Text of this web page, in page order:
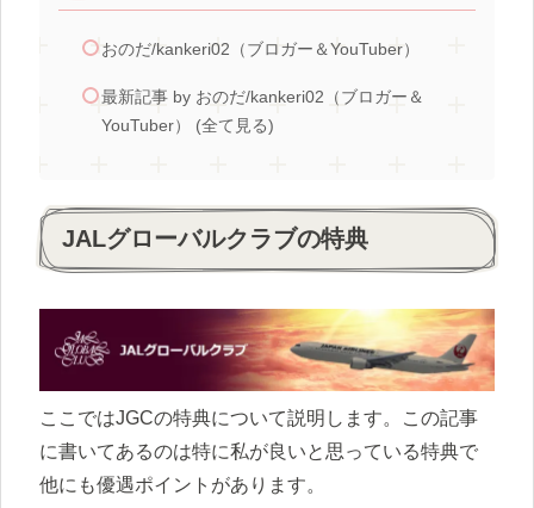
おのだ/kankeri02（ブロガー＆YouTuber）
最新記事 by おのだ/kankeri02（ブロガー＆
YouTuber） (全て見る)
JALグローバルクラブの特典
ここではJGCの特典について説明します。この記事
に書いてあるのは特に私が良いと思っている特典で
他にも優遇ポイントがあります。